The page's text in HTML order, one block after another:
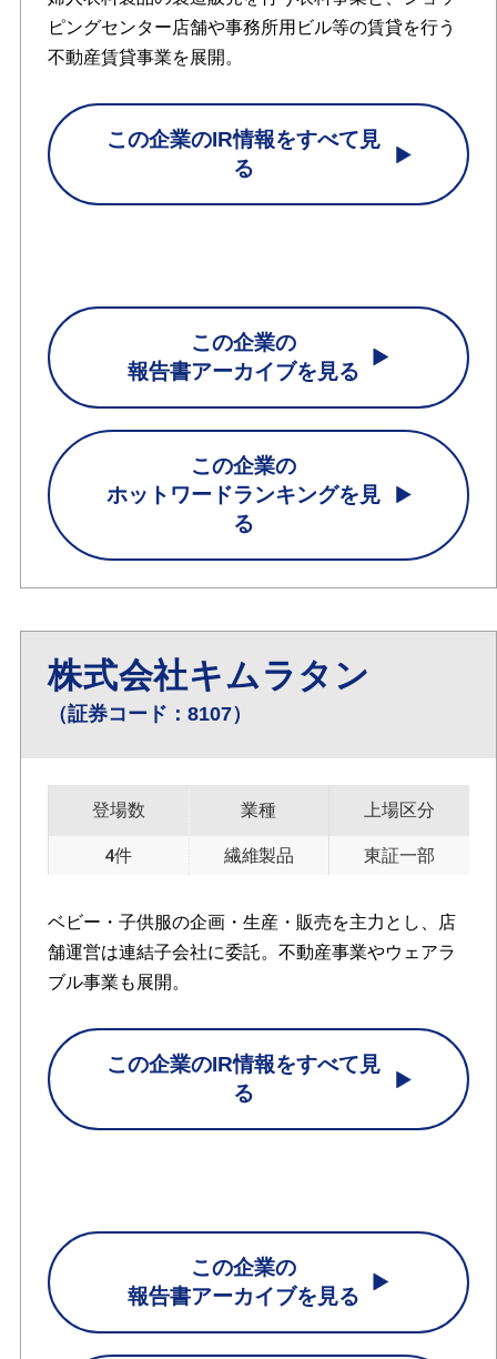
ピングセンター店舗や事務所用ビル等の賃貸を行う
不動産賃貸事業を展開。
この企業のIR情報をすべて見
る
この企業の
報告書アーカイブを見る
この企業の
ホットワードランキングを見
る
株式会社キムラタン
（証券コード：8107）
登場数
4件
業種
繊維製品
上場区分
東証一部
ベビー・子供服の企画・生産・販売を主力とし、店
舗運営は連結子会社に委託。不動産事業やウェアラ
ブル事業も展開。
この企業のIR情報をすべて見
る
この企業の
報告書アーカイブを見る